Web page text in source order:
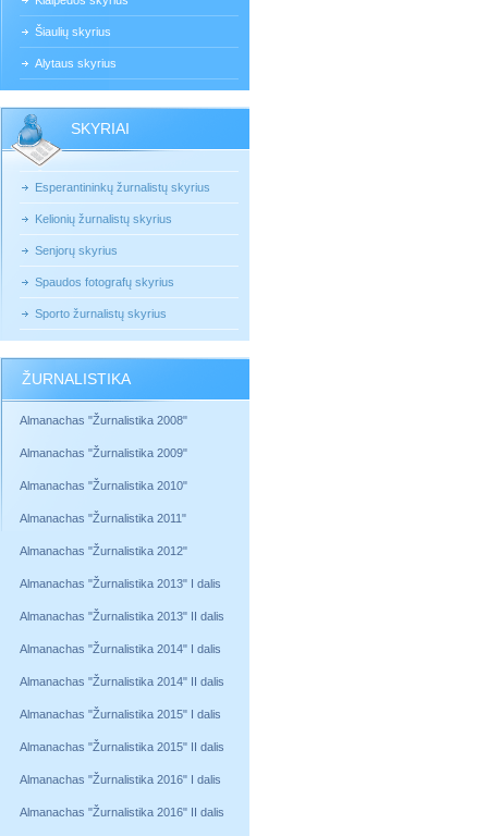
Šiaulių skyrius
Alytaus skyrius
SKYRIAI
Esperantininkų žurnalistų skyrius
Kelionių žurnalistų skyrius
Senjorų skyrius
Spaudos fotografų skyrius
Sporto žurnalistų skyrius
ŽURNALISTIKA
Almanachas "Žurnalistika 2008"
Almanachas "Žurnalistika 2009"
Almanachas "Žurnalistika 2010"
Almanachas "Žurnalistika 2011"
Almanachas "Žurnalistika 2012"
Almanachas "Žurnalistika 2013" I dalis
Almanachas "Žurnalistika 2013" II dalis
Almanachas "Žurnalistika 2014" I dalis
Almanachas "Žurnalistika 2014" II dalis
Almanachas "Žurnalistika 2015" I dalis
Almanachas "Žurnalistika 2015" II dalis
Almanachas "Žurnalistika 2016" I dalis
Almanachas "Žurnalistika 2016" II dalis